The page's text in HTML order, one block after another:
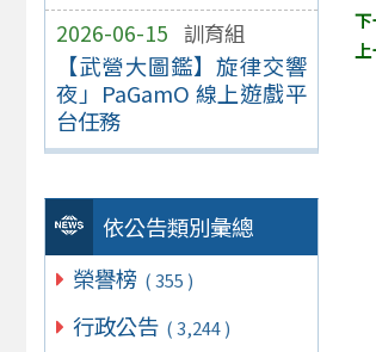
2026-06-15 訓育組
【武營大圖鑑】旋律交響
夜」PaGamO 線上遊戲平
台任務
依公告類別彙總
榮譽榜 ( 355 )
行政公告 ( 3,244 )